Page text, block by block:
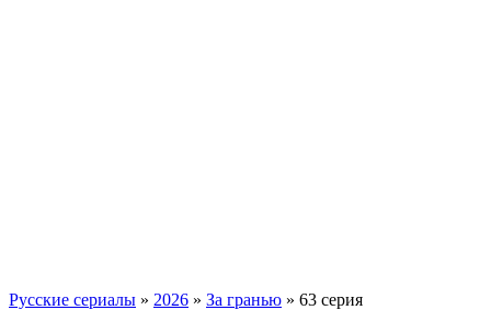
Русские сериалы » 2026 » За гранью » 63 серия